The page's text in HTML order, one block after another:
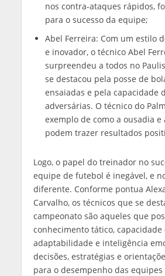
nos contra-ataques rápidos,
para o sucesso da equipe;
Abel Ferreira: Com um estilo
e inovador, o técnico Abel
surpreendeu a todos no
se destacou pela posse de
ensaiadas e pela capacidade
adversárias. O técnico do
exemplo de como a ousadia
podem trazer resultados
Logo, o papel do treinador no
equipe de futebol é inegável, e
diferente. Conforme pontua
Carvalho, os técnicos que se
campeonato são aqueles que
conhecimento tático, capacidade
adaptabilidade e inteligência
decisões, estratégias e
para o desempenho das equipes